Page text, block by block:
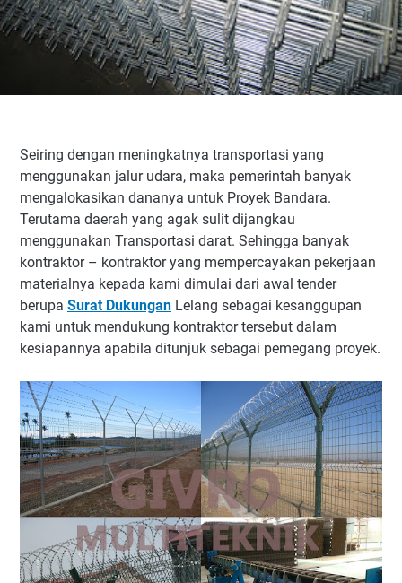
Seiring dengan meningkatnya transportasi yang
menggunakan jalur udara, maka pemerintah banyak
mengalokasikan dananya untuk Proyek Bandara.
Terutama daerah yang agak sulit dijangkau
menggunakan Transportasi darat. Sehingga banyak
kontraktor – kontraktor yang mempercayakan pekerjaan
materialnya kepada kami dimulai dari awal tender
berupa Surat Dukungan Lelang sebagai kesanggupan
kami untuk mendukung kontraktor tersebut dalam
kesiapannya apabila ditunjuk sebagai pemegang proyek.